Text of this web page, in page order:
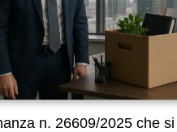
n. 26609/2025 che